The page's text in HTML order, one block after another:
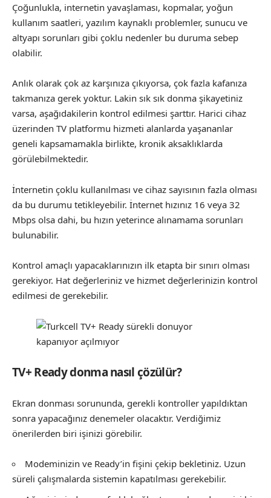
Çoğunlukla, internetin yavaşlaması, kopmalar, yoğun
kullanım saatleri, yazılım kaynaklı problemler, sunucu ve
altyapı sorunları gibi çoklu nedenler bu duruma sebep
olabilir.
Anlık olarak çok az karşınıza çıkıyorsa, çok fazla kafanıza
takmanıza gerek yoktur. Lakin sık sık donma şikayetiniz
varsa, aşağıdakilerin kontrol edilmesi şarttır. Harici cihaz
üzerinden TV platformu hizmeti alanlarda yaşananlar
geneli kapsamamakla birlikte, kronik aksaklıklarda
görülebilmektedir.
İnternetin çoklu kullanılması ve cihaz sayısının fazla olması
da bu durumu tetikleyebilir. İnternet hızınız 16 veya 32
Mbps olsa dahi, bu hızın yeterince alınamama sorunları
bulunabilir.
Kontrol amaçlı yapacaklarınızın ilk etapta bir sınırı olması
gerekiyor. Hat değerleriniz ve hizmet değerlerinizin kontrol
edilmesi de gerekebilir.
TV+ Ready donma nasıl çözülür?
Ekran donması sorununda, gerekli kontroller yapıldıktan
sonra yapacağınız denemeler olacaktır. Verdiğimiz
önerilerden biri işinizi görebilir.
Modeminizin ve Ready’in fişini çekip bekletiniz. Uzun
süreli çalışmalarda sistemin kapatılması gerekebilir.